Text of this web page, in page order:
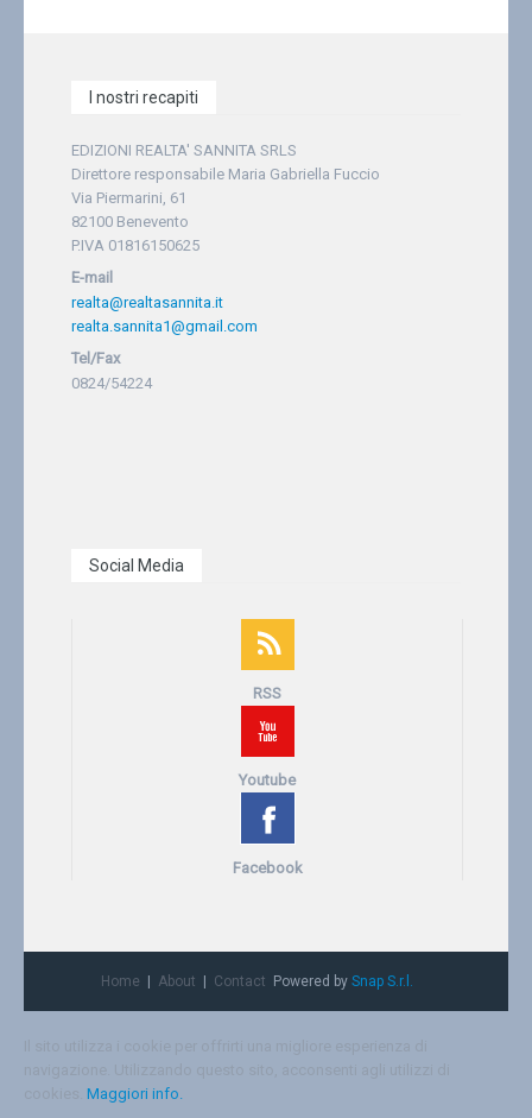
I nostri recapiti
EDIZIONI REALTA' SANNITA SRLS
Direttore responsabile Maria Gabriella Fuccio
Via Piermarini, 61
82100 Benevento
P.IVA 01816150625
E-mail
realta@realtasannita.it
realta.sannita1@gmail.com
Tel/Fax
0824/54224
Social Media
RSS
Youtube
Facebook
Home About Contact Powered by Snap S.r.l.
Maggiori info.